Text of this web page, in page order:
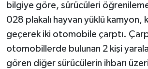
bilgiye göre, sürücüleri
028 plakalı hayvan yüklü kamyon,
geçerek iki otomobile çarptı.
otomobillerde bulunan 2 kişi
gören diğer sürücülerin ihbarı